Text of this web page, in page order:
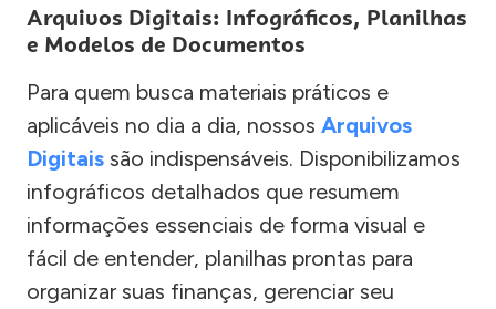
Arquivos Digitais: Infográficos, Planilhas
e Modelos de Documentos
Para quem busca materiais práticos e
aplicáveis no dia a dia, nossos Arquivos
Digitais são indispensáveis. Disponibilizamos
infográficos detalhados que resumem
informações essenciais de forma visual e
fácil de entender, planilhas prontas para
organizar suas finanças, gerenciar seu